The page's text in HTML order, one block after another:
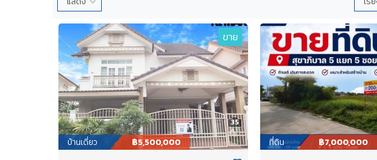
35
ขาย
บ้านเดี่ยว ฿5,500,000 ที่ดิน ฿7,000,000